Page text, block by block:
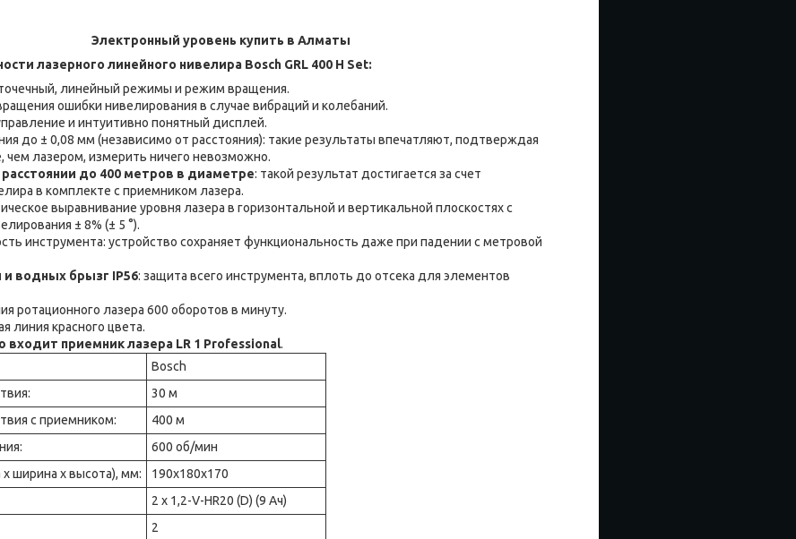
Электронный уровень купить в Алматы
лазерного линейного нивелира Bosch GRL 400 H Set:
линейный режимы и режим вращения.
ошибки нивелирования в случае вибраций и колебаний.
и интуитивно понятный дисплей.
до ± 0,08 мм (независимо от расстояния): такие результаты впечатляют, подтверждая
чем лазером, измерить ничего невозможно.
расстоянии до 400 метров в диаметре: такой результат достигается за счет
в комплекте с приемником лазера.
выравнивание уровня лазера в горизонтальной и вертикальной плоскостях с
± 8% (± 5 °).
инструмента: устройство сохраняет функциональность даже при падении с метровой
водных брызг IP56: защита всего инструмента, вплоть до отсека для элементов
ротационного лазера 600 оборотов в минуту.
линия красного цвета.
входит приемник лазера LR 1 Professional.
Bosch
30 м
с приемником:
400 м
600 об/мин
ширина х высота), мм:
190х180х170
2 x 1,2-V-HR20 (D) (9 Ач)
2